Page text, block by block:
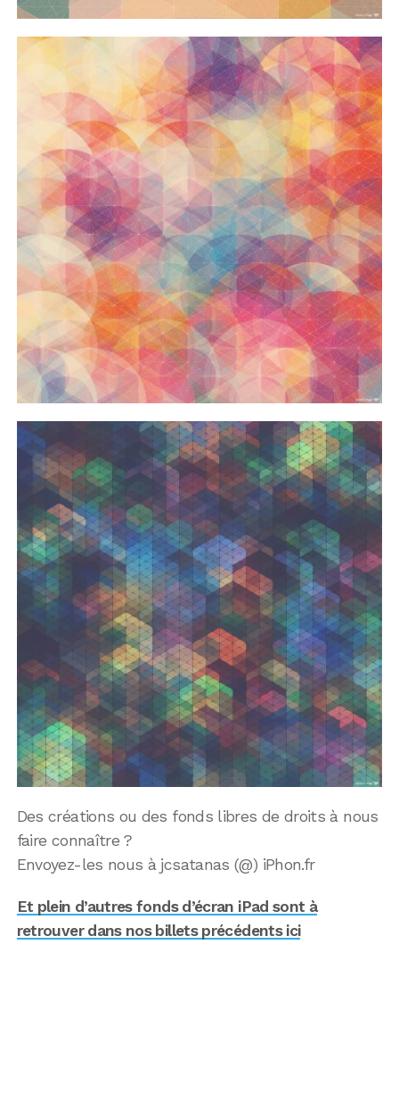
Des créations ou des fonds libres de droits à nous
faire connaître ?
Envoyez-les nous à jcsatanas (@) iPhon.fr
Et plein d’autres fonds d’écran iPad sont à
retrouver dans nos billets précédents ici